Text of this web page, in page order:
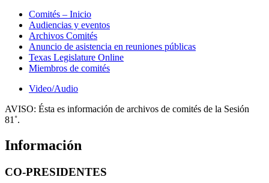
Comités – Inicio
Audiencias y eventos
Archivos Comités
Anuncio de asistencia en reuniones públicas
Texas Legislature Online
Miembros de comités
Video/Audio
AVISO: Ésta es información de archivos de comités de la Sesión
81˚.
Información
CO-PRESIDENTES